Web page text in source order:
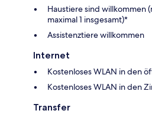
Haustiere sind willkommen
maximal 1 insgesamt)*
Assistenztiere willkommen
Internet
Kostenloses WLAN in den
Kostenloses WLAN in den
Transfer